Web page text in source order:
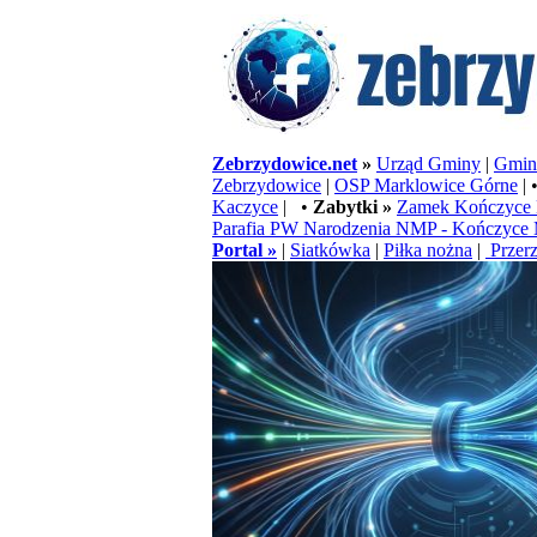
Zebrzydowice.net » Urząd Gminy |
Zebrzydowice | OSP Marklowice Górne | •
Kaczyce | • Zabytki » Zamek Kończyce
Parafia PW Narodzenia NMP - Kończyce
Portal » | Siatkówka | Piłka nożna |